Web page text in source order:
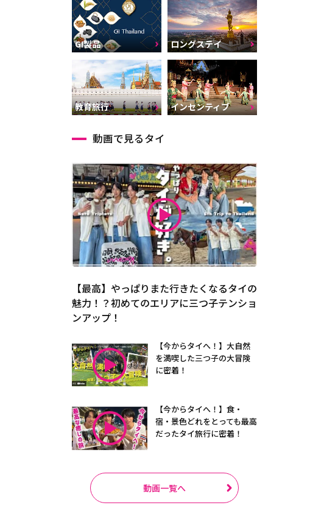
GI製品 ロングステイ
教育旅行 インセンティブ
動画で見るタイ
【最高】やっぱりまた行きたくなるタイの
魅力！？初めてのエリアに三つ子テンショ
ンアップ！
【今からタイへ！】大自然
を満喫した三つ子の大冒険
に密着！
【今からタイへ！】食・
宿・景色どれをとっても最高
だったタイ旅行に密着！
動画一覧へ